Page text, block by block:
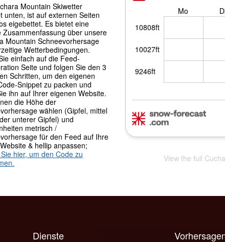
Mountain Skiwetter
unten, ist auf externen Seiten
eigebettet. Es bietet eine
Zusammenfassung über unsere
Mountain Schneevorhersage
Wetterbedingungen.
einfach auf die Feed-
Seite und folgen Sie den 3
Schritten, um den eigenen
Snippet zu packen und
ihn auf Ihrer eigenen Website.
die Höhe der
wählen (Gipfel, mittel
unterer Gipfel) und
metrisch /
für den Feed auf Ihre
& hellip anpassen;
hier, um den Code zu
View the full
Dienste